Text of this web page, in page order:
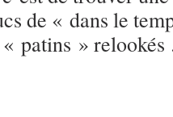
de « dans le
« patins »